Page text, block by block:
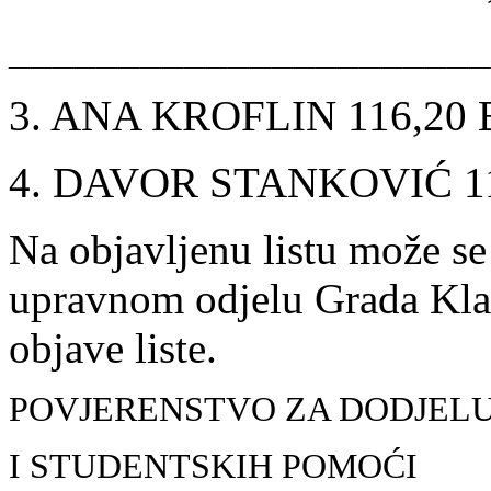
3. ANA KROFLIN 116,20
4. DAVOR STANKOVIĆ
Na objavljenu listu može
upravnom odjelu Grada
objave liste.
POVJERENSTVO ZA
I STUDENTSKIH POMOĆI